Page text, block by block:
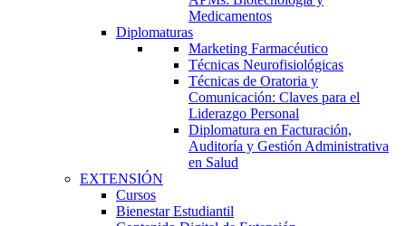
Medicamentos
Diplomaturas
Marketing Farmacéutico
Técnicas Neurofisiológicas
Técnicas de Oratoria y
Comunicación: Claves para el
Liderazgo Personal
Diplomatura en Facturación,
Auditoría y Gestión Administrativa
en Salud
EXTENSIÓN
Cursos
Bienestar Estudiantil